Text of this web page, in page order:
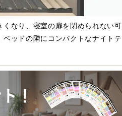
なり、寝室の扉を閉められない可
ッドの隣にコンパクトなナイトテ